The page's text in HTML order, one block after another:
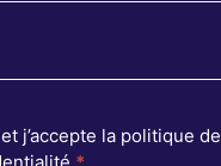
et j’accepte la politique de